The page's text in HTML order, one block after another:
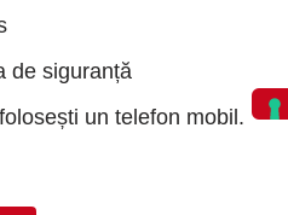
de siguranță
un telefon mobil.